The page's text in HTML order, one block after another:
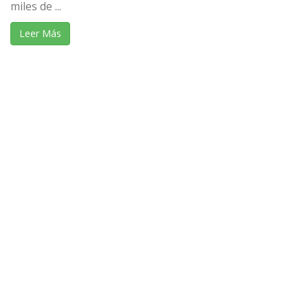
miles de ...
Leer Más